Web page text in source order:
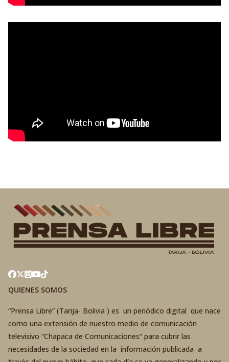
QUIENES SOMOS
“Prensa Libre” (Tarija- Bolivia ) es un periódico digital que nace
como una extensión de nuestro medio de comunicación
televisivo “Chapaca de Comunicaciones” para cubrir las
necesidades de la sociedad en la información publicada a